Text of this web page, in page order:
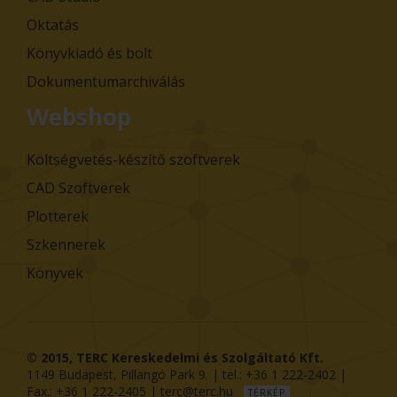
Oktatás
Könyvkiadó és bolt
Dokumentumarchiválás
Webshop
Költségvetés-készítő szoftverek
CAD Szoftverek
Plotterek
Szkennerek
Könyvek
© 2015, TERC Kereskedelmi és Szolgáltató Kft.
1149 Budapest, Pillangó Park 9. | tel.: +36 1 222-2402 |
Fax.: +36 1 222-2405 | terc@terc.hu TÉRKÉP